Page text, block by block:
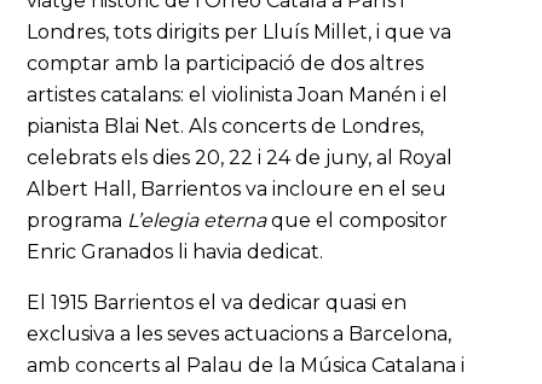
Londres, tots dirigits per Lluís Millet, i que va
comptar amb la participació de dos altres
artistes catalans: el violinista Joan Manén i el
pianista Blai Net. Als concerts de Londres,
celebrats els dies 20, 22 i 24 de juny, al Royal
Albert Hall, Barrientos va incloure en el seu
programa L’elegia eternaque el compositor
Enric Granados li havia dedicat.
El 1915 Barrientos el va dedicar quasi en
exclusiva a les seves actuacions a Barcelona,
amb concerts al Palau de la Música Catalana i